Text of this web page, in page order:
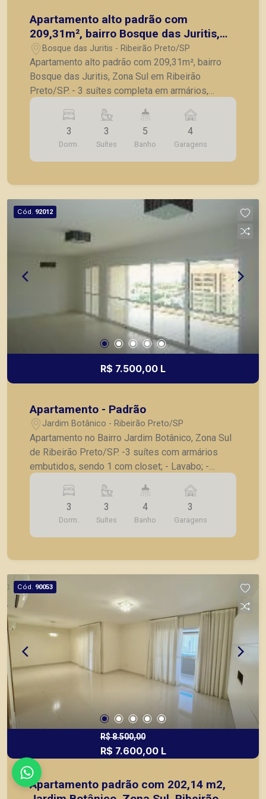
Apartamento alto padrão com
209,31m², bairro Bosque das Juritis,
Zona Sul em Ribeirão Preto/SP.
Bosque das Juritis - Ribeirão Preto/SP
Apartamento alto padrão com 209,31m², bairro
Bosque das Juritis, Zona Sul em Ribeirão
Preto/SP. - 3 suítes completa em armários,
sendo 1 master; - Escritório; - Lavabo; - Sala para
3 ambientes; - Cozinha planejada; - Lavanderia; -
Banheiro de serviço; - Varanda gourmet com
churrasqueira; - Elevador privativo; - 4 vagas de
garagem. Também temos imóveis no Jardim
mercados, farmácias, escolas, além de pontos
comerciais localizados na Zona Sul.
3
Dorm.
3
Suítes
5
Banho
4
Garagens
Cód. 92012
R$ 7.500,00 L
Apartamento - Padrão
Jardim Botânico - Ribeirão Preto/SP
Apartamento no Bairro Jardim Botânico, Zona Sul
de Ribeirão Preto/SP. -3 suítes com armários
embutidos, sendo 1 com closet; - Lavabo; -
Escritório; - Sala 3 ambientes; - Varanda gourmet;
- Cozinha planejada; - Lavanderia planejada; - 3
vagas de garagem.
3
Dorm.
3
Suítes
4
Banho
3
Garagens
Cód. 90053
R$ 8.500,00
R$ 7.600,00 L
Apartamento padrão com 202,14 m2,